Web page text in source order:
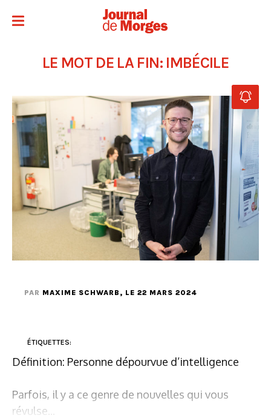
LE MOT DE LA FIN: IMBÉCILE
PAR MAXIME SCHWARB , LE 22 MARS 2024
ÉTIQUETTES:
Définition: Personne dépourvue d’intelligence
Parfois, il y a ce genre de nouvelles qui vous
révulse...